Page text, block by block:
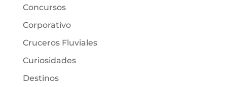
Concursos
Corporativo
Cruceros Fluviales
Curiosidades
Destinos